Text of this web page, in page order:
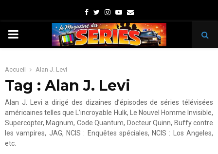
Facebook
TwitterInstagram
Youtube
Email
PRIMARY
Accueil Alan J. Levi
Tag : Alan J. Levi
Alan J. Levi a dirigé des dizaines d’épisodes de séries télévisées
américaines telles que L’incroyable Hulk, Le Nouvel Homme Invisible,
Supercopter, Magnum, Code Quantum, Docteur Quinn, Buffy contre
les vampires, JAG, NCIS : Enquêtes spéciales, NCIS : Los Angeles,
etc.